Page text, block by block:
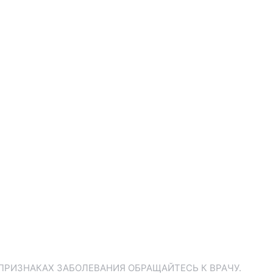
ЗАБОЛЕВАНИЯ ОБРАЩАЙТЕСЬ К ВРАЧУ.